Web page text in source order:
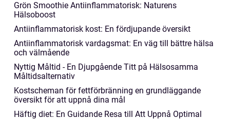
Grön Smoothie Antiinflammatorisk: Naturens
Hälsoboost
Antiinflammatorisk kost: En fördjupande översikt
Antiinflammatorisk vardagsmat: En väg till bättre hälsa
och välmående
Nyttig Måltid - En Djupgående Titt på Hälsosamma
Måltidsalternativ
Kostscheman för fettförbränning en grundläggande
översikt för att uppnå dina mål
Häftig diet: En Guidande Resa till Att Uppnå Optimal